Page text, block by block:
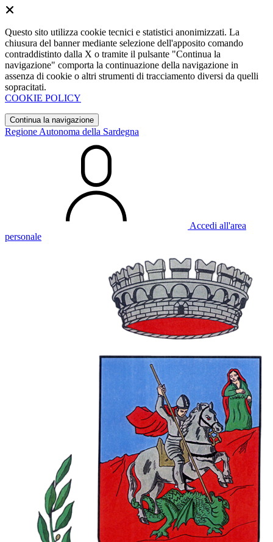
Questo sito utilizza cookie tecnici e statistici anonimizzati. La
chiusura del banner mediante selezione dell'apposito comando
contraddistinto dalla X o tramite il pulsante "Continua la
navigazione" comporta la continuazione della navigazione in
assenza di cookie o altri strumenti di tracciamento diversi da quelli
sopracitati.
COOKIE POLICY
Continua la navigazione
Regione Autonoma della Sardegna
Accedi all'area
personale